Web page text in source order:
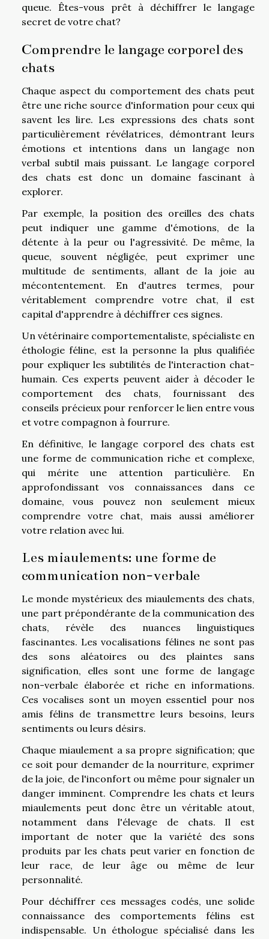
queue. Êtes-vous prêt à déchiffrer le langage
secret de votre chat?
Comprendre le langage corporel des
chats
Chaque aspect du comportement des chats peut
être une riche source d'information pour ceux qui
savent les lire. Les expressions des chats sont
particulièrement révélatrices, démontrant leurs
émotions et intentions dans un langage non
verbal subtil mais puissant. Le langage corporel
des chats est donc un domaine fascinant à
explorer.
Par exemple, la position des oreilles des chats
peut indiquer une gamme d'émotions, de la
détente à la peur ou l'agressivité. De même, la
queue, souvent négligée, peut exprimer une
multitude de sentiments, allant de la joie au
mécontentement. En d'autres termes, pour
véritablement comprendre votre chat, il est
capital d'apprendre à déchiffrer ces signes.
Un vétérinaire comportementaliste, spécialiste en
éthologie féline, est la personne la plus qualifiée
pour expliquer les subtilités de l'interaction chat-
humain. Ces experts peuvent aider à décoder le
comportement des chats, fournissant des
conseils précieux pour renforcer le lien entre vous
et votre compagnon à fourrure.
En définitive, le langage corporel des chats est
une forme de communication riche et complexe,
qui mérite une attention particulière. En
approfondissant vos connaissances dans ce
domaine, vous pouvez non seulement mieux
comprendre votre chat, mais aussi améliorer
votre relation avec lui.
Les miaulements: une forme de
communication non-verbale
Le monde mystérieux des miaulements des chats,
une part prépondérante de la communication des
chats, révèle des nuances linguistiques
fascinantes. Les vocalisations félines ne sont pas
des sons aléatoires ou des plaintes sans
signification, elles sont une forme de langage
non-verbale élaborée et riche en informations.
Ces vocalises sont un moyen essentiel pour nos
amis félins de transmettre leurs besoins, leurs
sentiments ou leurs désirs.
Chaque miaulement a sa propre signification; que
ce soit pour demander de la nourriture, exprimer
de la joie, de l'inconfort ou même pour signaler un
danger imminent. Comprendre les chats et leurs
miaulements peut donc être un véritable atout,
notamment dans l'élevage de chats. Il est
important de noter que la variété des sons
produits par les chats peut varier en fonction de
leur race, de leur âge ou même de leur
personnalité.
Pour déchiffrer ces messages codés, une solide
connaissance des comportements félins est
indispensable. Un éthologue spécialisé dans les